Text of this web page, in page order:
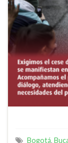
Bogotá,